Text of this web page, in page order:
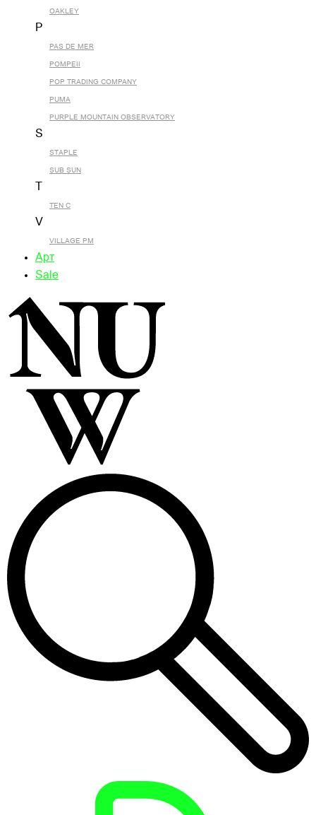
OAKLEY
P
PAS DE MER
POMPEII
POP TRADING COMPANY
PUMA
PURPLE MOUNTAIN OBSERVATORY
S
STAPLE
SUB SUN
TEN C
V
VILLAGE PM
Арт
Sale